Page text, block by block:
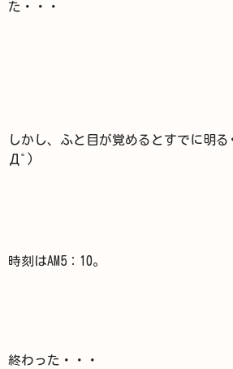
た・・・
しかし、ふと目が覚めるとすでに明
Дﾟ)
時刻はAM5：10。
終わった・・・